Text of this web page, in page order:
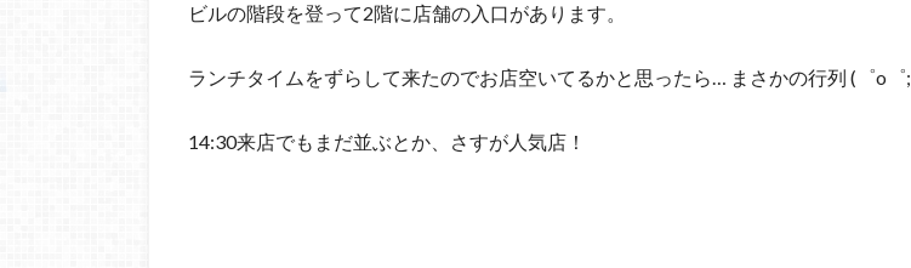
ビルの階段を登って2階に店舗の入口があります。
ランチタイムをずらして来たのでお店空いてるかと思ったら… まさかの行列 (゜o゜;
14:30来店でもまだ並ぶとか、さすが人気店！